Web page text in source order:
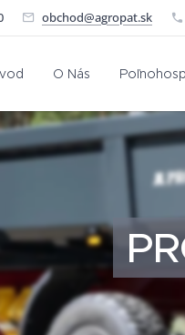
obchod@agropat.sk
O Nás